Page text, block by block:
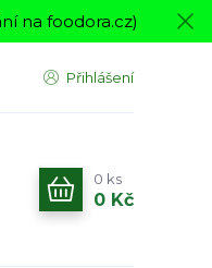
na foodora.cz)
Přihlášení
0 ks
0 Kč